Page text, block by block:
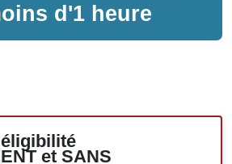
d'1 heure
et SANS